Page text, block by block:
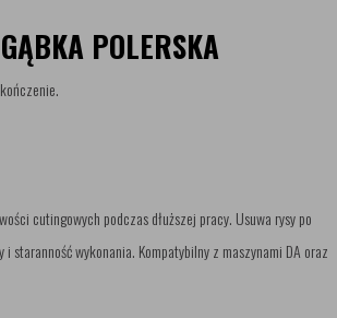
POLERSKA
cutingowych podczas dłuższej pracy. Usuwa rysy po
wykonania. Kompatybilny z maszynami DA oraz